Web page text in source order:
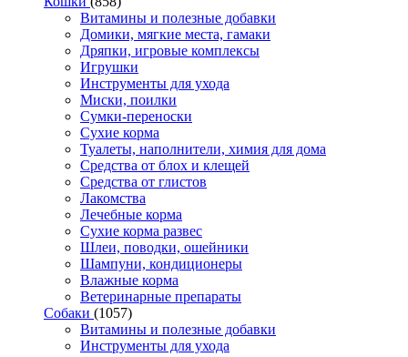
Витамины и полезные добавки
Домики, мягкие места, гамаки
Дряпки, игровые комплексы
Игрушки
Инструменты для ухода
Миски, поилки
Сумки-переноски
Сухие корма
Туалеты, наполнители, химия для дома
Средства от блох и клещей
Средства от глистов
Лакомства
Лечебные корма
Сухие корма развес
Шлеи, поводки, ошейники
Шампуни, кондиционеры
Влажные корма
Ветеринарные препараты
Собаки (1057)
Витамины и полезные добавки
Инструменты для ухода